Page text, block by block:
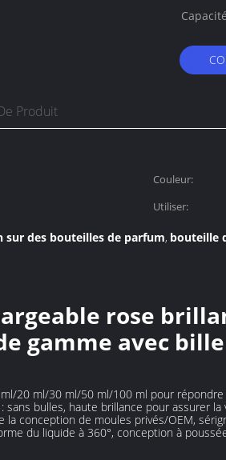
Capacité
Produit
Couleur:
Utiliser:
sur des bouteilles de parfum, bouteille
rose
gamme avec
20 ml/30 ml/50 ml/100 ml pour
sans bulles, haute brillance pour assurer
la conception de moules privés/OEM,
du liquide à 360°, conception à